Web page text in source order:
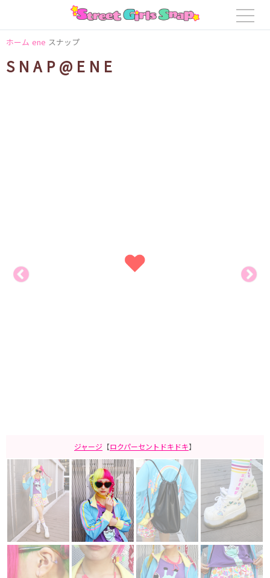
ホーム ene スナップ
SNAP@ENE
ジャージ 【ロクパーセントドキドキ】